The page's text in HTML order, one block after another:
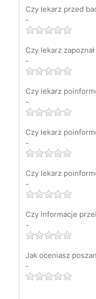
Czy lekarz przed
-
Czy lekarz
-
Czy lekarz
-
Czy lekarz
-
Czy lekarz
-
Czy informacje
-
Jak oceniasz
-